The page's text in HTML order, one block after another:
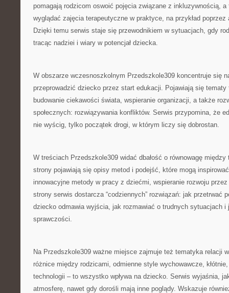
pomagają rodzicom oswoić pojęcia związane z inkluzywnością,
wyglądać zajęcia terapeutyczne w praktyce, na przykład
Dzięki temu serwis staje się przewodnikiem w sytuacjach, gdy
tracąc nadziei i wiary w potencjał dziecka.
W obszarze wczesnoszkolnym Przedszkole309 koncentruje się
przeprowadzić dziecko przez start edukacji. Pojawiają się tematy
budowanie ciekawości świata, wspieranie organizacji, a także
społecznych: rozwiązywania konfliktów. Serwis przypomina, że
nie wyścig, tylko początek drogi, w którym liczy się dobrostan.
W treściach Przedszkole309 widać dbałość o równowagę
strony pojawiają się opisy metod i podejść, które mogą
innowacyjne metody w pracy z dziećmi, wspieranie rozwoju
strony serwis dostarcza “codziennych” rozwiązań: jak przetrwać
dziecko odmawia wyjścia, jak rozmawiać o trudnych sytuacjach i
sprawczości.
Na Przedszkole309 ważne miejsce zajmuje też tematyka relacji
różnice między rodzicami, odmienne style wychowawcze,
technologii – to wszystko wpływa na dziecko. Serwis wyjaśnia,
atmosferę, nawet gdy dorośli mają inne poglądy. Wskazuje